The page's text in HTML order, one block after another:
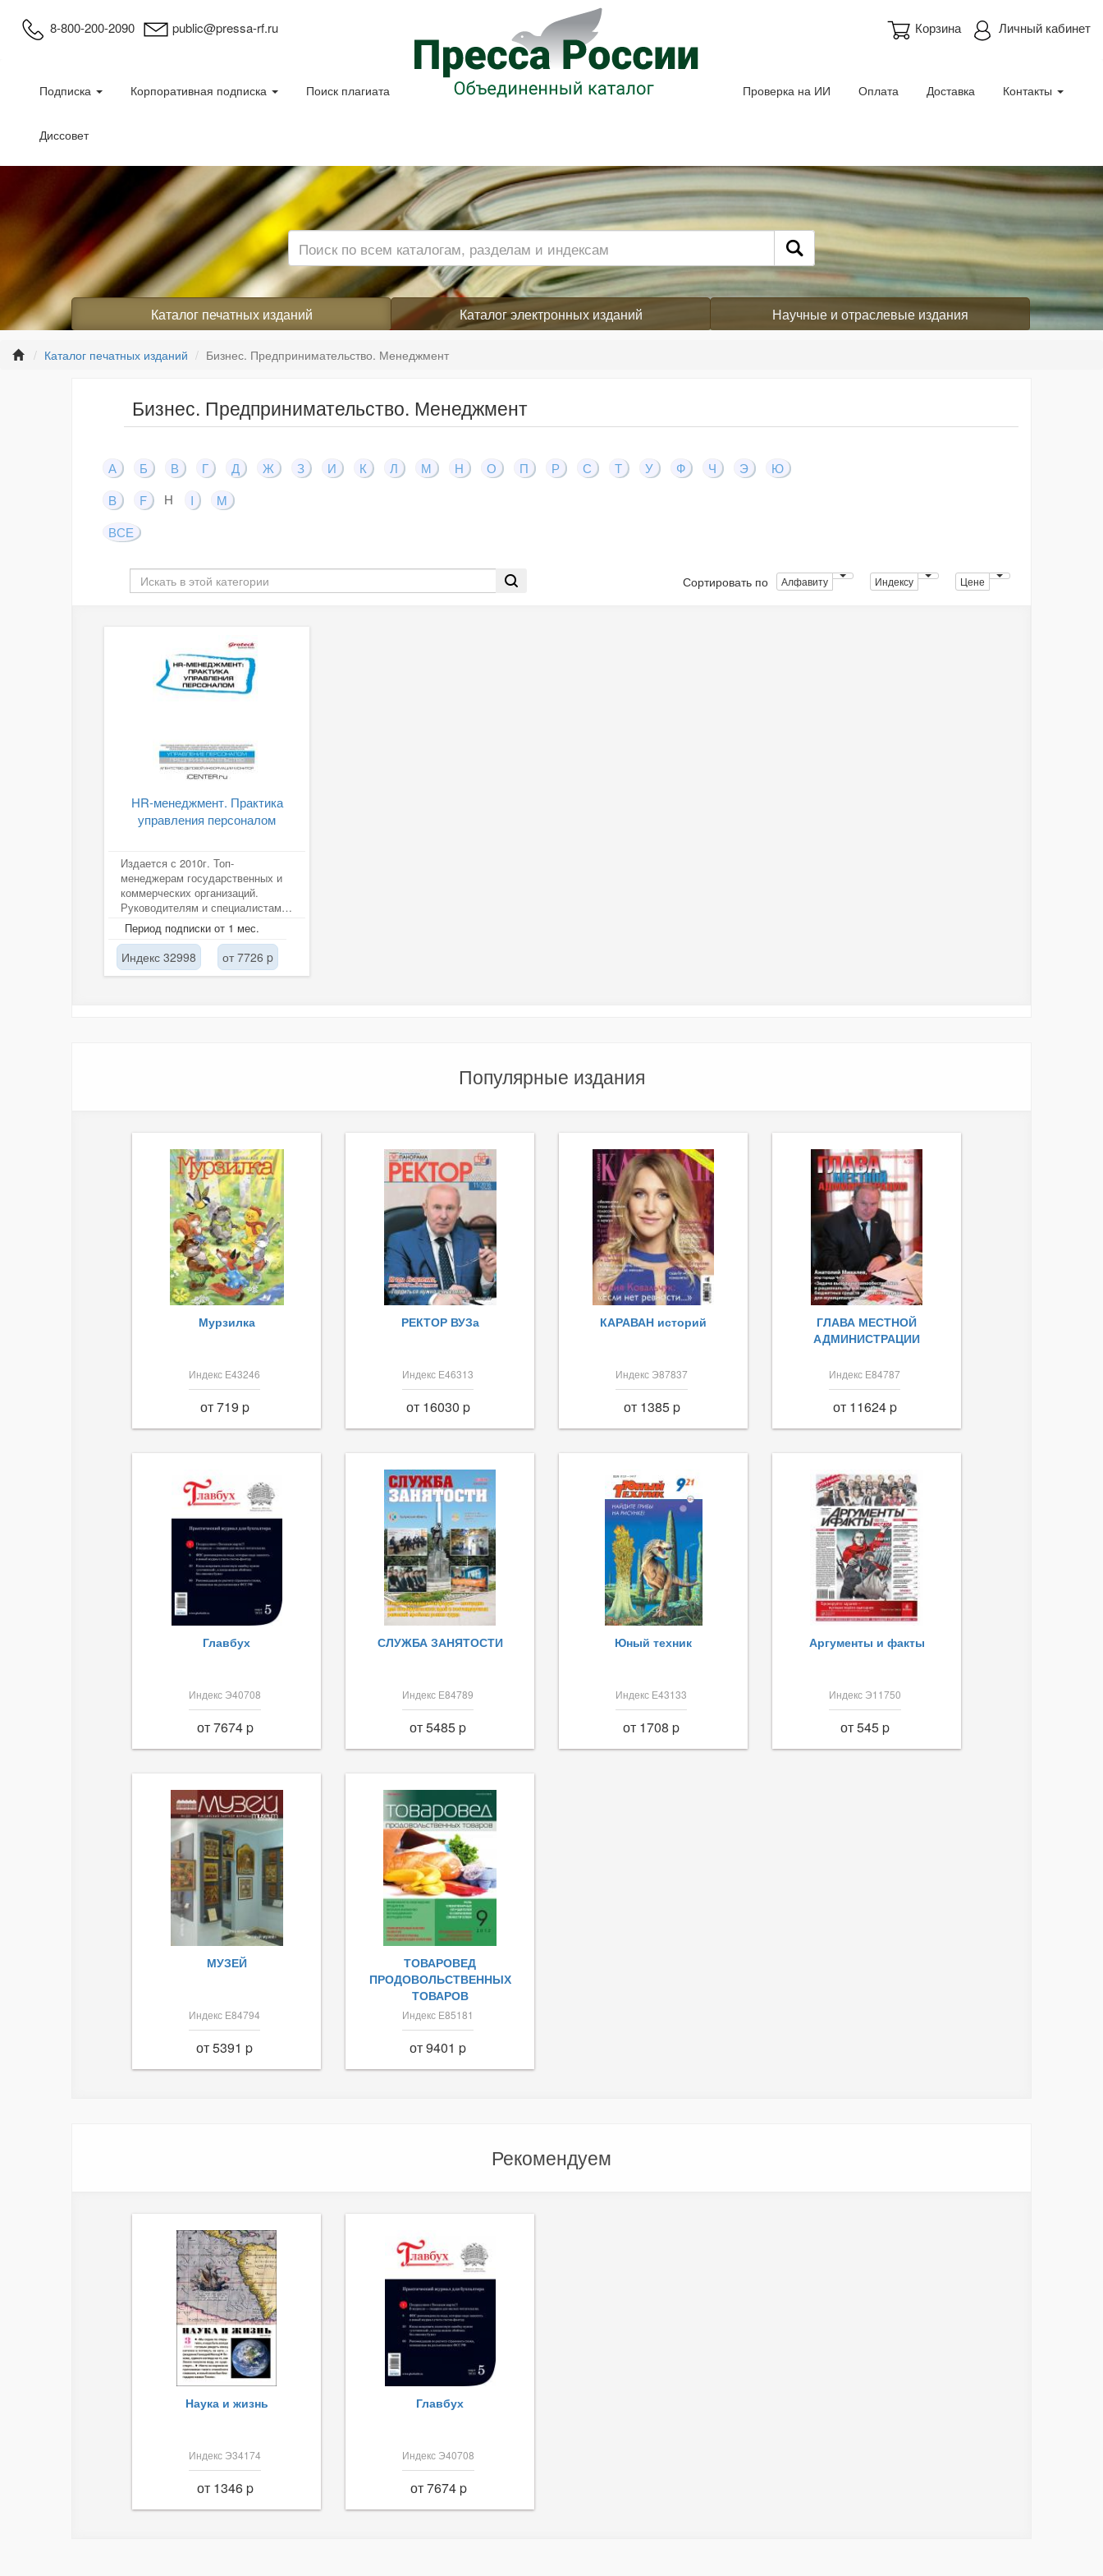
8-800-200-2090 public@pressa-rf.ru Личный кабинет
Корзина
Подписка Корпоративная подписка Поиск плагиата
Диссовет
Проверка на ИИ Оплата Доставка Контакты
Каталог печатных изданий Каталог электронных изданий Научные и отраслевые издания
Каталог печатных изданий Бизнес. Предпринимательство. Менеджмент
Бизнес. Предпринимательство. Менеджмент
А Б В Г Д Ж З И К Л М Н О П Р С Т У Ф Ч Э
Ю
B
F H I
M
ВСЕ
Сортировать по Алфавиту Индексу Цене
HR-менеджмент. Практика
управления персоналом
Издается с 2010г. Топ-
менеджерам государственных и
коммерческих организаций.
Руководителям и специалистам
кадровых служб, отделов
обучения и развития...
Период подписки от 1 мес.
Индекс 32998 от 7726 p
Популярные издания
Мурзилка
Индекс Е43246
от 719 p
РЕКТОР ВУЗа
Индекс Е46313
от 16030 p
КАРАВАН историй
Индекс Э87837
от 1385 p
ГЛАВА МЕСТНОЙ
АДМИНИСТРАЦИИ
Индекс Е84787
от 11624 p
Главбух
Индекс Э40708
от 7674 p
СЛУЖБА ЗАНЯТОСТИ
Индекс Е84789
от 5485 p
Юный техник
Индекс Е43133
от 1708 p
Аргументы и факты
Индекс Э11750
от 545 p
МУЗЕЙ
Индекс Е84794
от 5391 p
ТОВАРОВЕД
ПРОДОВОЛЬСТВЕННЫХ
ТОВАРОВ
Индекс Е85181
от 9401 p
Рекомендуем
Наука и жизнь
Индекс Э34174
от 1346 p
Главбух
Индекс Э40708
от 7674 p